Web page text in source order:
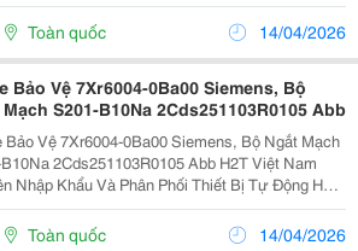
Toàn quốc 14/04/2026
Bảo Vệ 7Xr6004-0Ba00 Siemens, Bộ
S201-B10Na 2Cds251103R0105 Abb
Bảo Vệ 7Xr6004-0Ba00 Siemens, Bộ Ngắt Mạch
2Cds251103R0105 Abb H2T Việt Nam
Nhập Khẩu Và Phân Phối Thiết Bị Tự Động Hóa
Hệ: Dt/Zalo:0763836381
Email: Sale18.H2T@Gmail.com Hht-H2T...
Toàn quốc 14/04/2026